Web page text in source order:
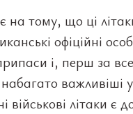
на тому, що ці
офіційні
і, перш за
важливіші
військові літаки є